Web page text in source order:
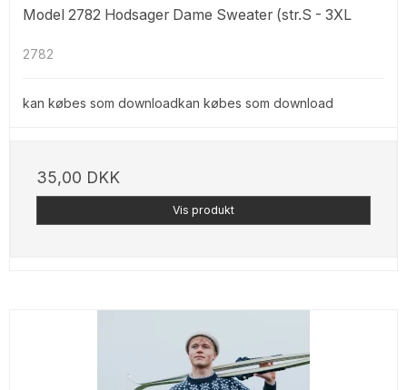
Model 2782 Hodsager Dame Sweater (str.S - 3XL
2782
kan købes som downloadkan købes som download
35,00 DKK
Vis produkt